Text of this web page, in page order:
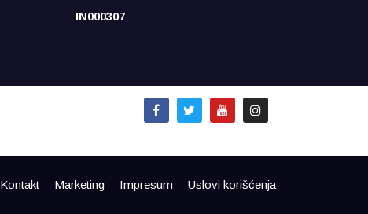
IN000307
Kontakt Marketing Impresum Uslovi korišćenja